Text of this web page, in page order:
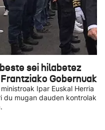
sei hilabetez
Gobernuak
Ipar Euskal Herria
du mugan dauden kontrolak